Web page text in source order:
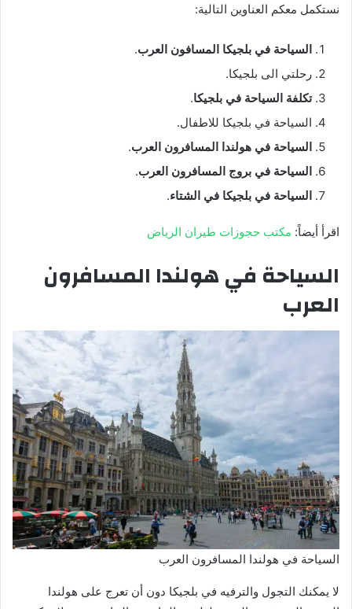
نستكمل معكم العناوين التالية:
السياحة في بلجيكا المسافون العرب.
رحلتي الى بلجيكا.
تكلفة السياحة في بلجيكا.
السياحة في بلجيكا للاطفال.
السياحة في هولندا المسافرون العرب.
السياحة في بروج المسافرون العرب.
السياحة في بلجيكا في الشتاء.
اقرأ أيضاً: مكتب حجوزات طيران الرياض
السياحة في هولندا المسافرون
العرب
السياحة في هولندا المسافرون العرب
لا يمكنك التجول والترفيه في بلجيكا دون أن تعرج على هولندا